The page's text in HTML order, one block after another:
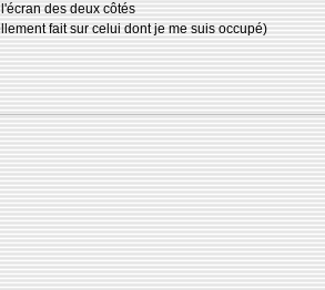
des deux côtés
fait sur celui dont je me suis occupé)